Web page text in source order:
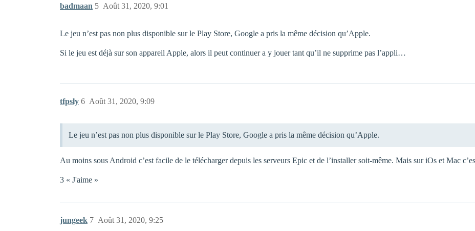
badmaan Août 31, 2020, 9:01
5
Le jeu n’est pas non plus disponible sur le Play Store, Google a pris la même décision qu’Apple.
Si le jeu est déjà sur son appareil Apple, alors il peut continuer a y jouer tant qu’il ne supprime pas l’appli…
tfpsly Août 31, 2020, 9:09
6
Le jeu n’est pas non plus disponible sur le Play Store, Google a pris la même décision qu’Apple.
Au moins sous Android c’est facile de le télécharger depuis les serveurs Epic et de l’installer soit-même. Mais sur iOs et Mac
3 « J'aime »
jungeek Août 31, 2020, 9:25
7